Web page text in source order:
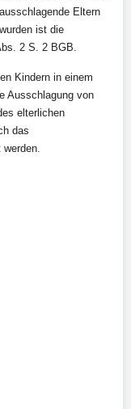
Eltern
ist die
2 S. 2 BGB.
Kindern in einem
Ausschlagung von
elterlichen
das
werden.